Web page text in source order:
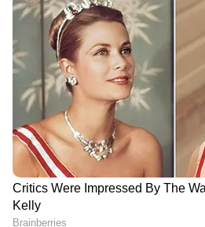
India Newsഅറിയാൻ
ന്യൂസ് വാർത്തകൾ.
തത്സമയ
വിശകലനവും സമഗ്രമായ
എല്ലാം ഒരൊറ്റ
എവിടെയും
ലഭിക്കാൻAsianet News